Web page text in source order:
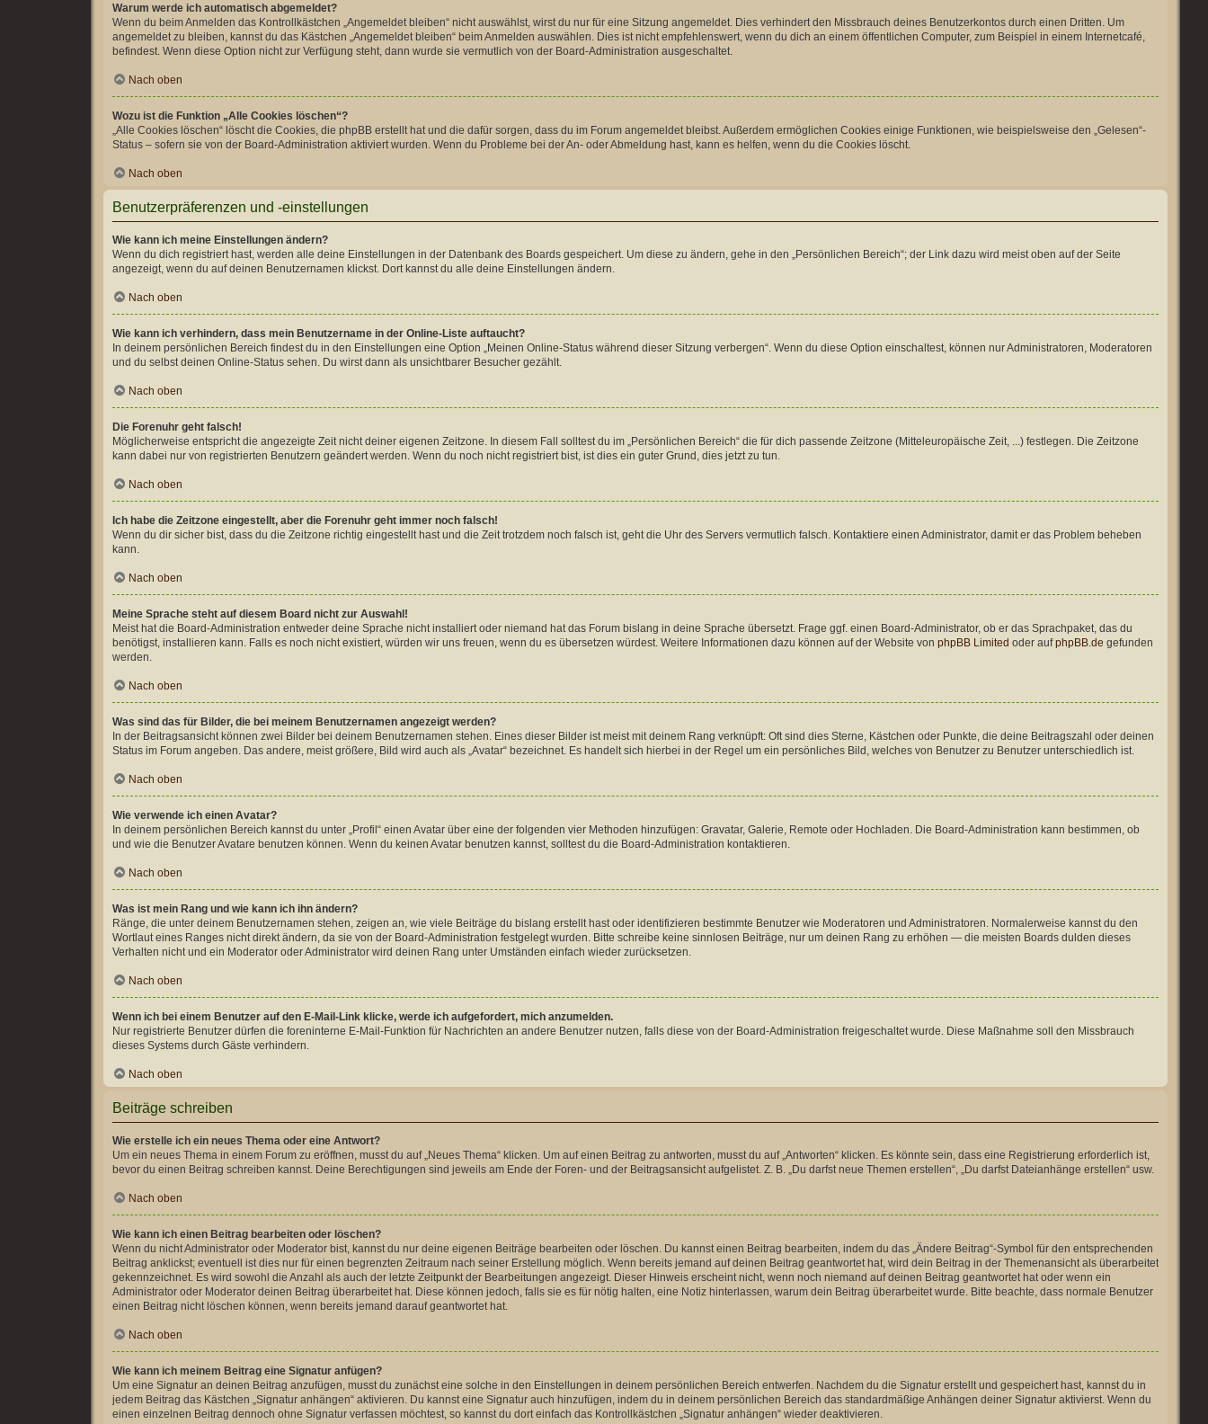
Warum werde ich automatisch abgemeldet?
Wenn du beim Anmelden das Kontrollkästchen „Angemeldet bleiben“ nicht auswählst, wirst du nur für eine Sitzung angemeldet. Dies verhindert den Missbrauch deines Benutzerkontos durch einen Dritten. Um
angemeldet zu bleiben, kannst du das Kästchen „Angemeldet bleiben“ beim Anmelden auswählen. Dies ist nicht empfehlenswert, wenn du dich an einem öffentlichen Computer, zum Beispiel in einem Internetcafé,
befindest. Wenn diese Option nicht zur Verfügung steht, dann wurde sie vermutlich von der Board-Administration ausgeschaltet.
Nach oben
Wozu ist die Funktion „Alle Cookies löschen“?
„Alle Cookies löschen“ löscht die Cookies, die phpBB erstellt hat und die dafür sorgen, dass du im Forum angemeldet bleibst. Außerdem ermöglichen Cookies einige Funktionen, wie beispielsweise den „Gelesen“-
Status – sofern sie von der Board-Administration aktiviert wurden. Wenn du Probleme bei der An- oder Abmeldung hast, kann es helfen, wenn du die Cookies löscht.
Nach oben
Benutzerpräferenzen und -einstellungen
Wie kann ich meine Einstellungen ändern?
Wenn du dich registriert hast, werden alle deine Einstellungen in der Datenbank des Boards gespeichert. Um diese zu ändern, gehe in den „Persönlichen Bereich“; der Link dazu wird meist oben auf der Seite
angezeigt, wenn du auf deinen Benutzernamen klickst. Dort kannst du alle deine Einstellungen ändern.
Nach oben
Wie kann ich verhindern, dass mein Benutzername in der Online-Liste auftaucht?
In deinem persönlichen Bereich findest du in den Einstellungen eine Option „Meinen Online-Status während dieser Sitzung verbergen“. Wenn du diese Option einschaltest, können nur Administratoren, Moderatoren
und du selbst deinen Online-Status sehen. Du wirst dann als unsichtbarer Besucher gezählt.
Nach oben
Die Forenuhr geht falsch!
Möglicherweise entspricht die angezeigte Zeit nicht deiner eigenen Zeitzone. In diesem Fall solltest du im „Persönlichen Bereich“ die für dich passende Zeitzone (Mitteleuropäische Zeit, ...) festlegen. Die Zeitzone
kann dabei nur von registrierten Benutzern geändert werden. Wenn du noch nicht registriert bist, ist dies ein guter Grund, dies jetzt zu tun.
Nach oben
Ich habe die Zeitzone eingestellt, aber die Forenuhr geht immer noch falsch!
Wenn du dir sicher bist, dass du die Zeitzone richtig eingestellt hast und die Zeit trotzdem noch falsch ist, geht die Uhr des Servers vermutlich falsch. Kontaktiere einen Administrator, damit er das Problem beheben
kann.
Nach oben
Meine Sprache steht auf diesem Board nicht zur Auswahl!
Meist hat die Board-Administration entweder deine Sprache nicht installiert oder niemand hat das Forum bislang in deine Sprache übersetzt. Frage ggf. einen Board-Administrator, ob er das Sprachpaket, das du
benötigst, installieren kann. Falls es noch nicht existiert, würden wir uns freuen, wenn du es übersetzen würdest. Weitere Informationen dazu können auf der Website von phpBB Limited oder aufphpBB.de gefunden
werden.
Nach oben
Was sind das für Bilder, die bei meinem Benutzernamen angezeigt werden?
In der Beitragsansicht können zwei Bilder bei deinem Benutzernamen stehen. Eines dieser Bilder ist meist mit deinem Rang verknüpft: Oft sind dies Sterne, Kästchen oder Punkte, die deine Beitragszahl oder deinen
Status im Forum angeben. Das andere, meist größere, Bild wird auch als „Avatar“ bezeichnet. Es handelt sich hierbei in der Regel um ein persönliches Bild, welches von Benutzer zu Benutzer unterschiedlich ist.
Nach oben
Wie verwende ich einen Avatar?
In deinem persönlichen Bereich kannst du unter „Profil“ einen Avatar über eine der folgenden vier Methoden hinzufügen: Gravatar, Galerie, Remote oder Hochladen. Die Board-Administration kann bestimmen, ob
und wie die Benutzer Avatare benutzen können. Wenn du keinen Avatar benutzen kannst, solltest du die Board-Administration kontaktieren.
Nach oben
Was ist mein Rang und wie kann ich ihn ändern?
Ränge, die unter deinem Benutzernamen stehen, zeigen an, wie viele Beiträge du bislang erstellt hast oder identifizieren bestimmte Benutzer wie Moderatoren und Administratoren. Normalerweise kannst du den
Wortlaut eines Ranges nicht direkt ändern, da sie von der Board-Administration festgelegt wurden. Bitte schreibe keine sinnlosen Beiträge, nur um deinen Rang zu erhöhen — die meisten Boards dulden dieses
Verhalten nicht und ein Moderator oder Administrator wird deinen Rang unter Umständen einfach wieder zurücksetzen.
Nach oben
Wenn ich bei einem Benutzer auf den E-Mail-Link klicke, werde ich aufgefordert, mich anzumelden.
Nur registrierte Benutzer dürfen die foreninterne E-Mail-Funktion für Nachrichten an andere Benutzer nutzen, falls diese von der Board-Administration freigeschaltet wurde. Diese Maßnahme soll den Missbrauch
dieses Systems durch Gäste verhindern.
Nach oben
Beiträge schreiben
Wie erstelle ich ein neues Thema oder eine Antwort?
Um ein neues Thema in einem Forum zu eröffnen, musst du auf „Neues Thema“ klicken. Um auf einen Beitrag zu antworten, musst du auf „Antworten“ klicken. Es könnte sein, dass eine Registrierung erforderlich ist,
bevor du einen Beitrag schreiben kannst. Deine Berechtigungen sind jeweils am Ende der Foren- und der Beitragsansicht aufgelistet. Z. B. „Du darfst neue Themen erstellen“, „Du darfst Dateianhänge erstellen“ usw.
Nach oben
Wie kann ich einen Beitrag bearbeiten oder löschen?
Wenn du nicht Administrator oder Moderator bist, kannst du nur deine eigenen Beiträge bearbeiten oder löschen. Du kannst einen Beitrag bearbeiten, indem du das „Ändere Beitrag“-Symbol für den entsprechenden
Beitrag anklickst; eventuell ist dies nur für einen begrenzten Zeitraum nach seiner Erstellung möglich. Wenn bereits jemand auf deinen Beitrag geantwortet hat, wird dein Beitrag in der Themenansicht als überarbeitet
gekennzeichnet. Es wird sowohl die Anzahl als auch der letzte Zeitpunkt der Bearbeitungen angezeigt. Dieser Hinweis erscheint nicht, wenn noch niemand auf deinen Beitrag geantwortet hat oder wenn ein
Administrator oder Moderator deinen Beitrag überarbeitet hat. Diese können jedoch, falls sie es für nötig halten, eine Notiz hinterlassen, warum dein Beitrag überarbeitet wurde. Bitte beachte, dass normale Benutzer
einen Beitrag nicht löschen können, wenn bereits jemand darauf geantwortet hat.
Nach oben
Wie kann ich meinem Beitrag eine Signatur anfügen?
Um eine Signatur an deinen Beitrag anzufügen, musst du zunächst eine solche in den Einstellungen in deinem persönlichen Bereich entwerfen. Nachdem du die Signatur erstellt und gespeichert hast, kannst du in
jedem Beitrag das Kästchen „Signatur anhängen“ aktivieren. Du kannst eine Signatur auch hinzufügen, indem du in deinem persönlichen Bereich das standardmäßige Anhängen deiner Signatur aktivierst. Wenn du
einen einzelnen Beitrag dennoch ohne Signatur verfassen möchtest, so kannst du dort einfach das Kontrollkästchen „Signatur anhängen“ wieder deaktivieren.